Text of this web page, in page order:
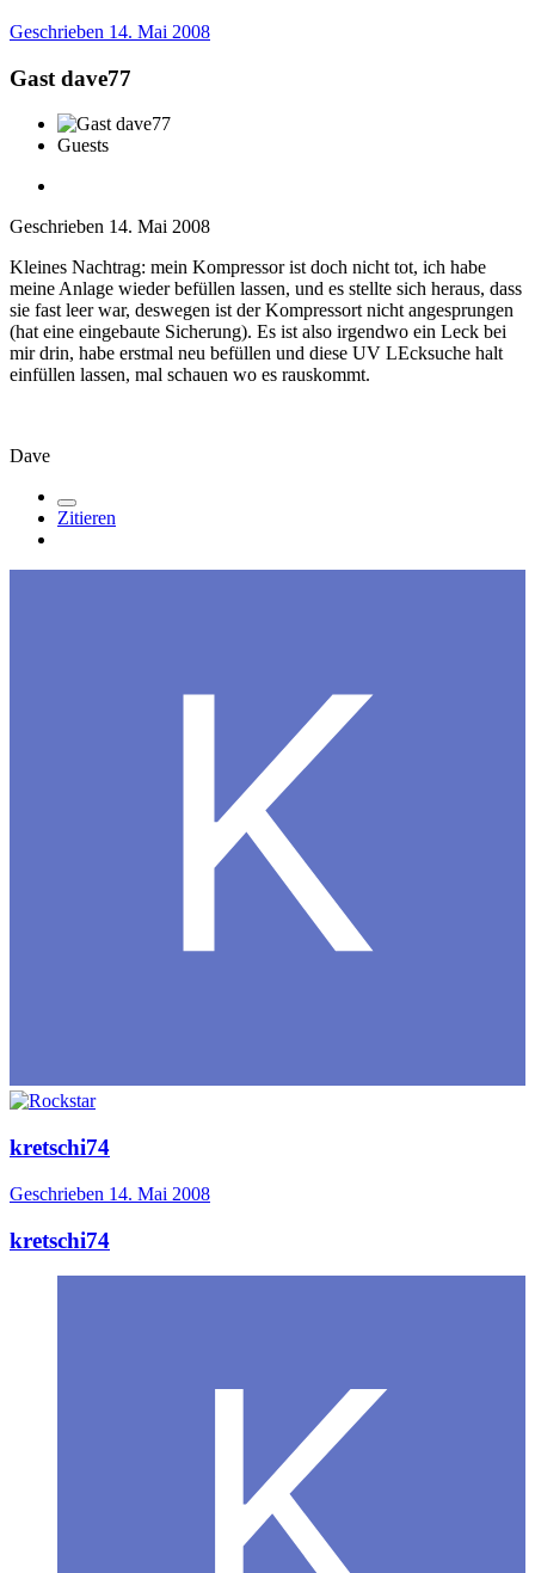
Geschrieben 14. Mai 2008
Gast dave77
Guests
Geschrieben 14. Mai 2008
Kleines Nachtrag: mein Kompressor ist doch nicht tot, ich habe
meine Anlage wieder befüllen lassen, und es stellte sich heraus, dass
sie fast leer war, deswegen ist der Kompressort nicht angesprungen
(hat eine eingebaute Sicherung). Es ist also irgendwo ein Leck bei
mir drin, habe erstmal neu befüllen und diese UV LEcksuche halt
einfüllen lassen, mal schauen wo es rauskommt.
Dave
Zitieren
kretschi74
Geschrieben 14. Mai 2008
kretschi74